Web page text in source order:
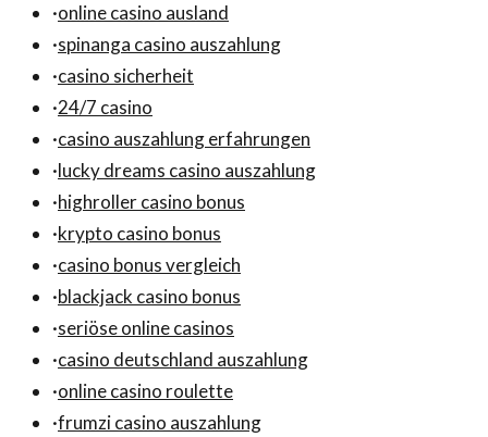
·online casino ausland
·spinanga casino auszahlung
·casino sicherheit
·24/7 casino
·casino auszahlung erfahrungen
·lucky dreams casino auszahlung
·highroller casino bonus
·krypto casino bonus
·casino bonus vergleich
·blackjack casino bonus
·seriöse online casinos
·casino deutschland auszahlung
·online casino roulette
·frumzi casino auszahlung